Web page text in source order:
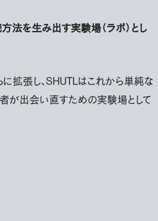
法を生み出す実験場（ラボ）とし
拡張し、SHUTLはこれから単純な
が出会い直すための実験場として